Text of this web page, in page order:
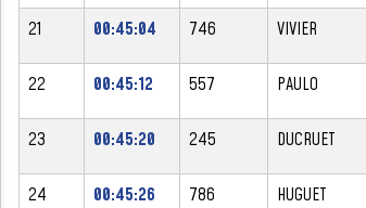
21 00:45:04 746 VIVIER
22 00:45:12 557 PAULO
23 00:45:20 245 DUCRUET
24 00:45:26 786 HUGUET